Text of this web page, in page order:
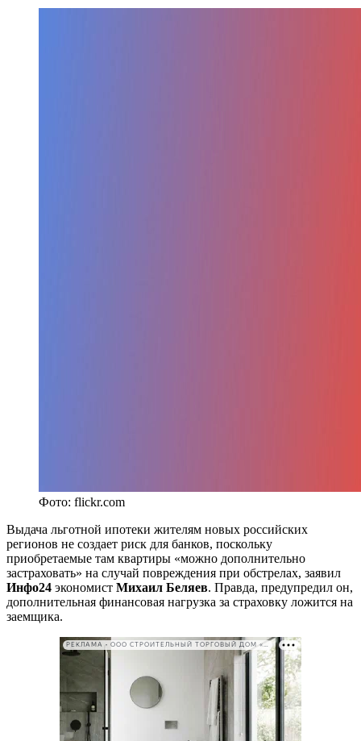
Фото: flickr.com
Выдача льготной ипотеки жителям новых российских
регионов не создает риск для банков, поскольку
приобретаемые там квартиры «можно дополнительно
застраховать» на случай повреждения при обстрелах, заявил
Инфо24 экономист Михаил Беляев. Правда, предупредил он,
дополнительная финансовая нагрузка за страховку ложится на
заемщика.
РЕКЛАМА • ООО СТРОИТЕЛЬНЫЙ ТОРГОВЫЙ ДОМ «ПЕТРОВИЧ». ИНН: 7802348846